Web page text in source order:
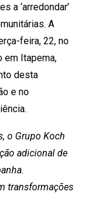
a ‘arredondar’
A
feira, 22, no
em Itapema,
desta
e no
o Grupo Koch
adicional de
transformações